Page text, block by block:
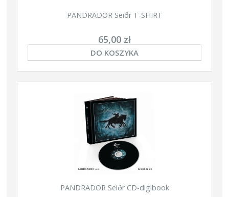
PANDRADOR Seiðr T-SHIRT
65,00 zł
DO KOSZYKA
PANDRADOR Seiðr CD-digibook